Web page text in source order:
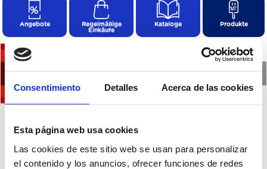
Consentimiento Detalles Acerca de las cookies
Esta página web usa cookies
Las cookies de este sitio web se usan para personalizar
el contenido y los anuncios, ofrecer funciones de redes
registrieren
Angebote
Regelmäßige
Einkäufe
Kataloge Produkte
❮ ❯
dieser Kategorie
vorhanden